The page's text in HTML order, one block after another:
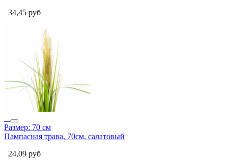
34,45 руб
Размер: 70 см
Пампасная трава, 70см, салатовый
24,09 руб